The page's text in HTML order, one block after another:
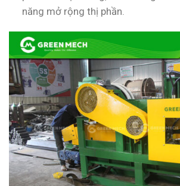
năng mở rộng thị phần.